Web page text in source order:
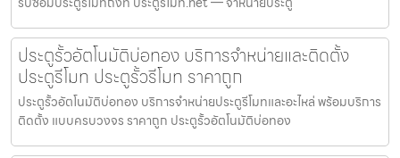
ประตูรั้วอัตโนมัติบ่อทอง บริการจำหน่ายและติดตั้ง
ประตูรีโมท ประตูรั้วรีโมท ราคาถูก
ประตูรั้วอัตโนมัติบ่อทอง บริการจำหน่ายประตูรีโมทและอะไหล่ พร้อมบริการ
ติดตั้ง แบบครบวงจร ราคาถูก ประตูรั้วอัตโนมัติบ่อทอง